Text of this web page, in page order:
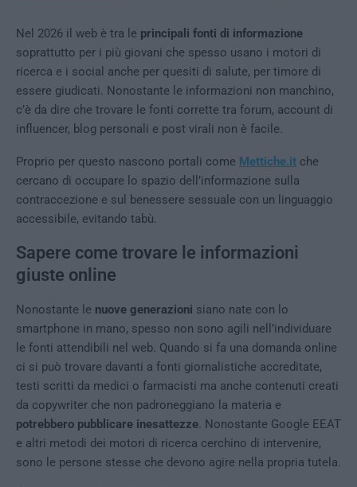
Nel 2026 il web è tra le principali fonti di informazione
soprattutto per i più giovani che spesso usano i motori di
ricerca e i social anche per quesiti di salute, per timore di
essere giudicati. Nonostante le informazioni non manchino,
c’è da dire che trovare le fonti corrette tra forum, account di
influencer, blog personali e post virali non è facile.
Proprio per questo nascono portali come Mettiche.it che
cercano di occupare lo spazio dell’informazione sulla
contraccezione e sul benessere sessuale con un linguaggio
accessibile, evitando tabù.
Sapere come trovare le informazioni
giuste online
Nonostante le nuove generazioni siano nate con lo
smartphone in mano, spesso non sono agili nell’individuare
le fonti attendibili nel web. Quando si fa una domanda online
ci si può trovare davanti a fonti giornalistiche accreditate,
testi scritti da medici o farmacisti ma anche contenuti creati
da copywriter che non padroneggiano la materia e
potrebbero pubblicare inesattezze. Nonostante Google EEAT
e altri metodi dei motori di ricerca cerchino di intervenire,
sono le persone stesse che devono agire nella propria tutela.